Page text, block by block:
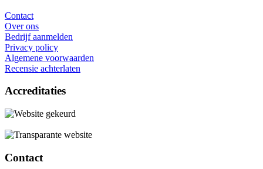
Contact
Over ons
Bedrijf aanmelden
Privacy policy
Algemene voorwaarden
Recensie achterlaten
Accreditaties
Contact